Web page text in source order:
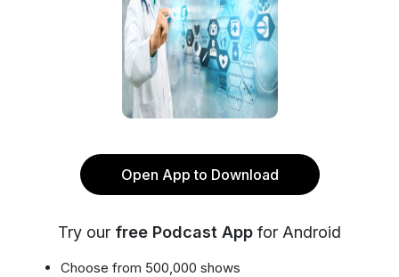
Open App to Download
Try our free Podcast App for Android
Choose from 500,000 shows